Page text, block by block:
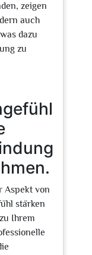
zeigen
auch
dazu
zu
Aspekt von
stärken
Ihrem